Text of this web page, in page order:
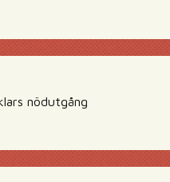
nödutgång